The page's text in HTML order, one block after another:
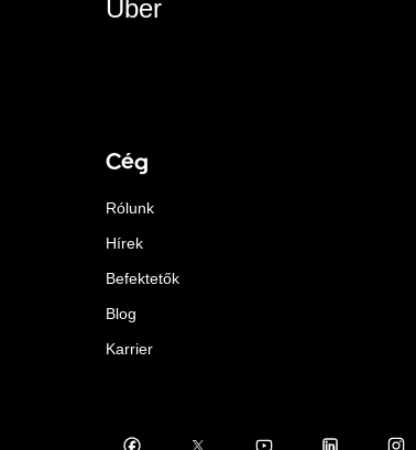
Uber
Cég
Rólunk
Hírek
Befektetők
Blog
Karrier